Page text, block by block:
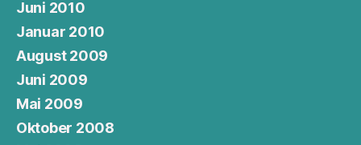
Juni 2010
Januar 2010
August 2009
Juni 2009
Mai 2009
Oktober 2008